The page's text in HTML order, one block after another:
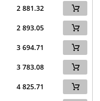
2 881.32
2 893.05
3 694.71
3 783.08
4 825.71